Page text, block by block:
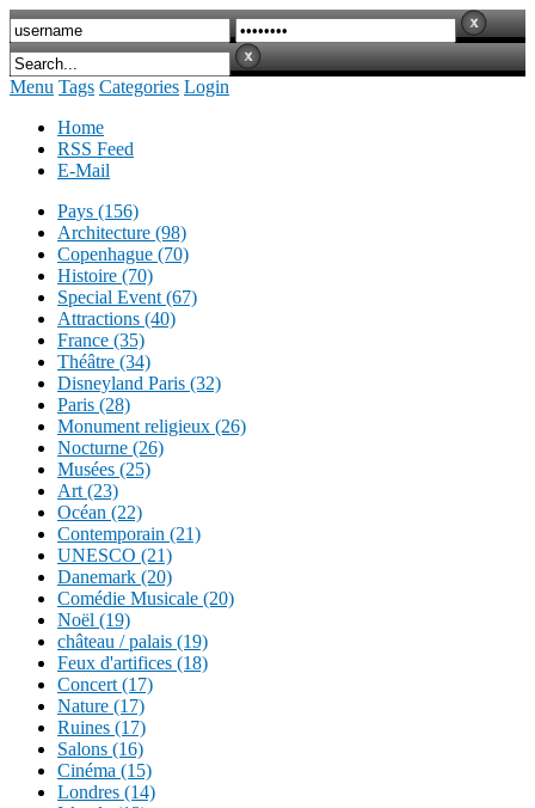
Menu Tags Categories Login
Home
RSS Feed
E-Mail
Pays (156)
Architecture (98)
Copenhague (70)
Histoire (70)
Special Event (67)
Attractions (40)
France (35)
Théâtre (34)
Disneyland Paris (32)
Paris (28)
Monument religieux (26)
Nocturne (26)
Musées (25)
Art (23)
Océan (22)
Contemporain (21)
UNESCO (21)
Danemark (20)
Comédie Musicale (20)
Noël (19)
château / palais (19)
Feux d'artifices (18)
Concert (17)
Nature (17)
Ruines (17)
Salons (16)
Cinéma (15)
Londres (14)